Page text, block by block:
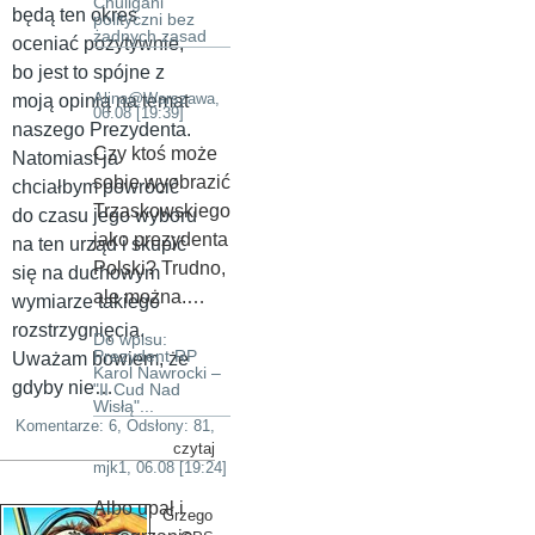
będą ten okres
oceniać pozytywnie,
bo jest to spójne z
moją opinią na temat
naszego Prezydenta.
Natomiast ja
chciałbym powrócić
do czasu jego wyboru
na ten urząd i skupić
się na duchowym
wymiarze takiego
rozstrzygnięcia.
Uważam bowiem, że
gdyby nie…
Komentarze: 6, Odsłony: 81,
czytaj
Grzego
polityczni bez
żadnych zasad
Alina@Warszawa,
06.08 [19:39]
Czy ktoś może
sobie wyobrazić
Trzaskowskiego
jako prezydenta
Polski? Trudno,
ale można.…
Do wpisu:
Prezydent RP
Karol Nawrocki –
"II Cud Nad
Wisłą"...
mjk1, 06.08 [19:24]
Albo upał i